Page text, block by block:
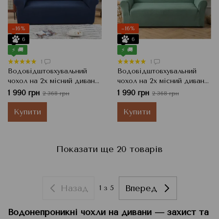
−16%
6
⚡ 🚚
1
Водовідштовхувальний
чохол на 2х місний диван
Homytex, Синій, 145x185 см
1 990 грн 2 368 грн
Купити
−16%
6
⚡ 🚚
1
Водовідштовхувальний
чохол на 2х місний диван
Homytex, М'ятний, 145x185
см
1 990 грн 2 368 грн
Купити
Показати ще 20 товарів
Назад 1 з 5 Вперед
Водонепроникні чохли на дивани — захист та